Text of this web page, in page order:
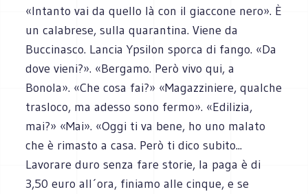
«Intanto vai da quello là con il giaccone nero». È
un calabrese, sulla quarantina. Viene da
Buccinasco. Lancia Ypsilon sporca di fango. «Da
dove vieni?». «Bergamo. Però vivo qui, a
Bonola». «Che cosa fai?» «Magazziniere, qualche
trasloco, ma adesso sono fermo». «Edilizia,
mai?» «Mai». «Oggi ti va bene, ho uno malato
che è rimasto a casa. Però ti dico subito...
Lavorare duro senza fare storie, la paga è di
3,50 euro all´ora, finiamo alle cinque, e se